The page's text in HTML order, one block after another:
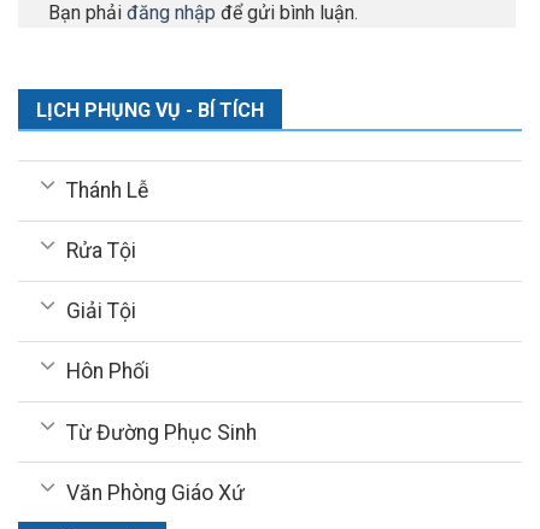
Bạn phải đăng nhập để gửi bình luận.
LỊCH PHỤNG VỤ - BÍ TÍCH
Thánh Lễ
Rửa Tội
Giải Tội
Hôn Phối
Từ Đường Phục Sinh
Văn Phòng Giáo Xứ